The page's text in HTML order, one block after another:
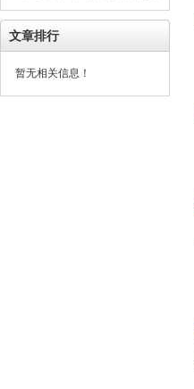
么？
文章排行
暂无相关信息！